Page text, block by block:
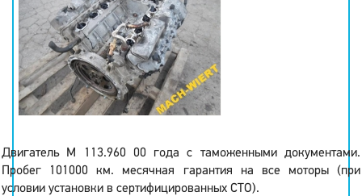
Двигатель M 113.960 00 года с таможенными документами.
Пробег 101000 км. месячная гарантия на все моторы (при
условии установки в сертифицированных СТО).